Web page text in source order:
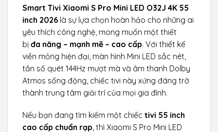
Smart Tivi Xiaomi S Pro Mini LED O32J 4K 55
inch 2026 là sự lựa chọn hoàn hảo cho những ai
yêu thích công nghệ, mong muốn một thiết
bị đa năng – mạnh mẽ – cao cấp. Với thiết kế
viền mỏng hiện đại, màn hình Mini LED sắc nét,
tần số quét 144Hz mượt mà và âm thanh Dolby
Atmos sống động, chiếc tivi này xứng đáng trở
thành trung tâm giải trí của mọi gia đình.
Nếu bạn đang tìm kiếm một chiếc tivi 55 inch
cao cấp chuẩn rạp , thì Xiaomi S Pro Mini LED